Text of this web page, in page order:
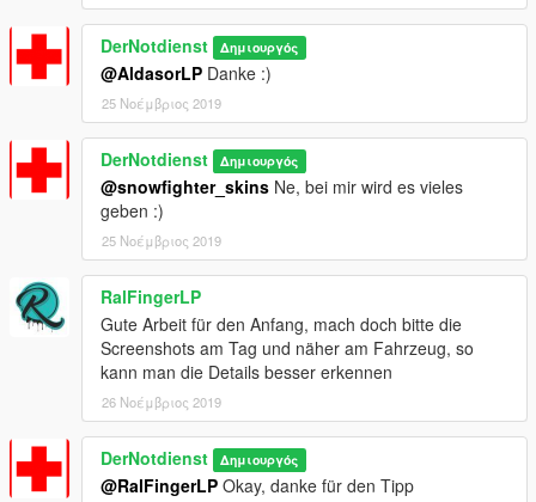
DerNotdienst Δημιουργός
@AldasorLP Danke :)
25 Νοέμβριος 2019
DerNotdienst Δημιουργός
@snowfighter_skins Ne, bei mir wird es vieles
geben :)
25 Νοέμβριος 2019
RalFingerLP
Gute Arbeit für den Anfang, mach doch bitte die
Screenshots am Tag und näher am Fahrzeug, so
kann man die Details besser erkennen
26 Νοέμβριος 2019
DerNotdienst Δημιουργός
@RalFingerLP Okay, danke für den Tipp